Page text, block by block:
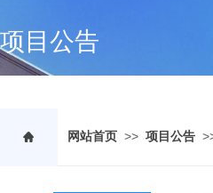
项目公告
网站首页 >> 项目公告